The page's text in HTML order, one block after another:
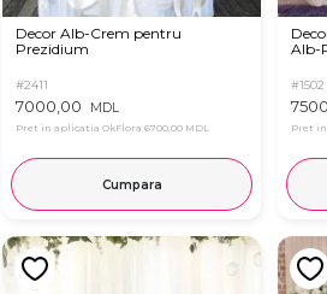
Decor Alb-Crem pentru
Prezidium
#2411
7000,00 MDL
Pret in aplicatia OkFlora 6700,00 MDL
Cumpara
Alb-
#1502
Pret